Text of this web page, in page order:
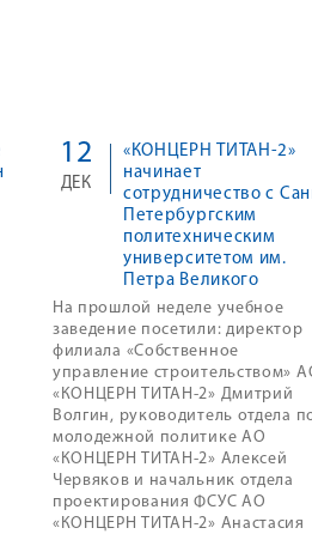
«КОНЦЕРН ТИТАН-2»
начинает
сотрудничество с
Петербургским
политехническим
университетом им.
Петра Великого
12
ДЕК
На прошлой неделе учебное
заведение посетили: директор
филиала «Собственное
управление строительством»
«КОНЦЕРН ТИТАН-2» Дмитрий
Волгин, руководитель отдела
молодежной политике АО
«КОНЦЕРН ТИТАН-2» Алексей
Червяков и начальник отдела
проектирования ФСУС АО
«КОНЦЕРН ТИТАН-2» Анастасия